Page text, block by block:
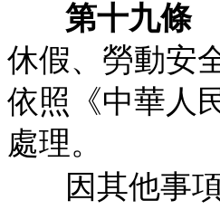
第十九條
休假、勞動安
依照《中華人
處理。
因其他事